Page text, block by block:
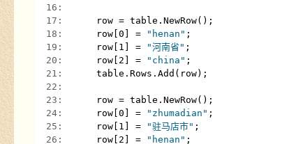
  16:
  17:
    row = table.NewRow();
  18:
    row[0] =
"henan" ;
  19:
    row[1] =
"河南省" ;
  20:
    row[2] =
"china" ;
  21:
    table.Rows.Add(row);
  22:
  23:
    row = table.NewRow();
  24:
    row[0] =
"zhumadian" ;
  25:
    row[1] =
"驻马店市" ;
  26:
    row[2] =
"henan" ;